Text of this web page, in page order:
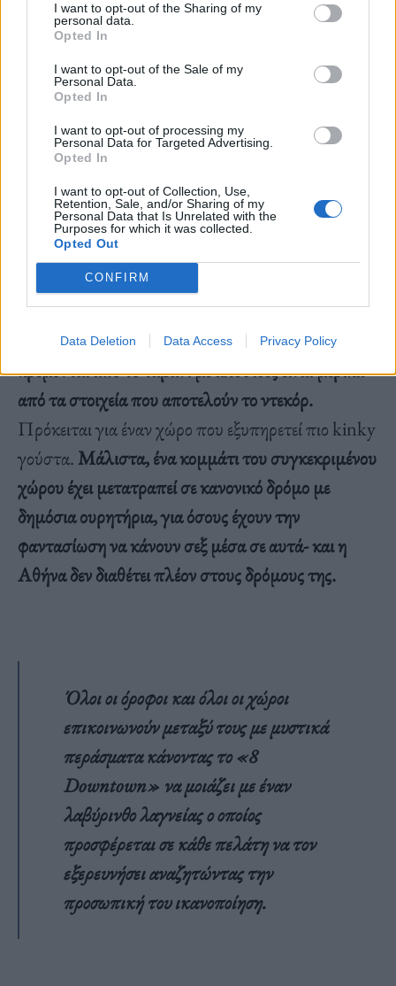
I want to opt-out of the Sharing of my
personal data.
Opted In
I want to opt-out of the Sale of my
Personal Data.
Opted In
I want to opt-out of processing my
Personal Data for Targeted Advertising.
Opted In
I want to opt-out of Collection, Use,
Retention, Sale, and/or Sharing of my
Personal Data that Is Unrelated with the
Purposes for which it was collected.
Opted Out
CONFIRM
Data Deletion Data Access Privacy Policy
γίνονται πιο underground: εκεί
υπάρχει μια αίσθηση σαδομαζοχισμού
και δημόσια ουρητήρια.
Κατεβαίνοντας στον κάτω όροφο, οι σκάλες με τις
μπλε λεντοταινίες σε οδηγούν σε μια βαριά πόρτα η
οποία έχει μαύρη καπιτονέ επένδυση.
την και περνώντας μέσα, θα δεις πως η διακόσμηση
είναι πιο dark με σαφείς BDSM επιρροές. Κελιά,
ένας σταυρός, ειδικά αναβατόρια, δέστρες που
κρέμονται από το ταβάνι με αλυσίδες είναι μερικά
από τα στοιχεία που αποτελούν το ντεκόρ.
Πρόκειται για έναν χώρο που εξυπηρετεί πιο kinky
γούστα.Μάλιστα, ένα κομμάτι του συγκεκριμένου
χώρου έχει μετατραπεί σε κανονικό δρόμο με
δημόσια ουρητήρια, για όσους έχουν την
φαντασίωση να κάνουν σεξ μέσα σε αυτά- και η
Αθήνα δεν διαθέτει πλέον στους δρόμους της.
Όλοι οι όροφοι και όλοι οι χώροι
επικοινωνούν μεταξύ τους με μυστικά
περάσματα κάνοντας το «8
Downtown» να μοιάζει με έναν
λαβύρινθο λαγνείας ο οποίος
προσφέρεται σε κάθε πελάτη να τον
εξερευνήσει αναζητώντας την
προσωπική του ικανοποίηση.